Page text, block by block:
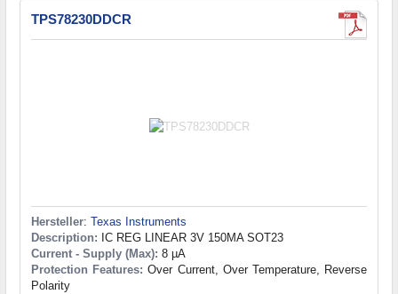
TPS78230DDCR
Hersteller: Texas Instruments
Description: IC REG LINEAR 3V 150MA SOT23
Current - Supply (Max): 8 µA
Protection Features: Over Current, Over Temperature, Reverse
Polarity